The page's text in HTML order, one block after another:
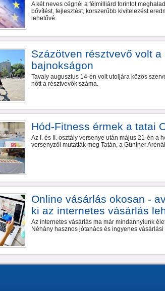
A két neves cégnél a félmilliárd forintot
bővítést, fejlesztést, korszerűbb kivitelezést
lehetővé.
Százötven résztvevő volt a
bajnokságon
Tavaly augusztus 14-én volt utoljára közös
nőtt a résztvevők száma.
Hód-Fitness érmek a tatai
Az I. és II. osztály versenye után május 21-én a
versenyzői mutatták meg Tatán, a Güntner
Online vásárlás okosan -
ki az internetes vásárlás
Az internetes vásárlás ma már mindannyiunk
Néhány hasznos jótanács és ingyenes